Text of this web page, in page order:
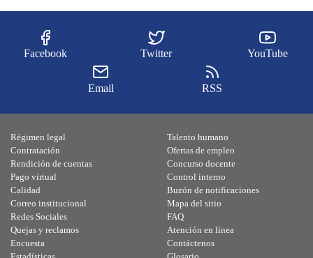
Facebook Twitter YouTube
Email RSS
Régimen legal
Contratación
Rendición de cuentas
Pago virtual
Calidad
Talento humano
Ofertas de empleo
Concurso docente
Control interno
Buzón de notificaciones
Correo institucional
Redes Sociales
Quejas y reclamos
Encuesta
Mapa del sitio
FAQ
Atención en línea
Contáctenos